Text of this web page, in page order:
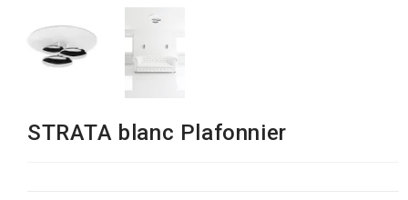
STRATA blanc Plafonnier